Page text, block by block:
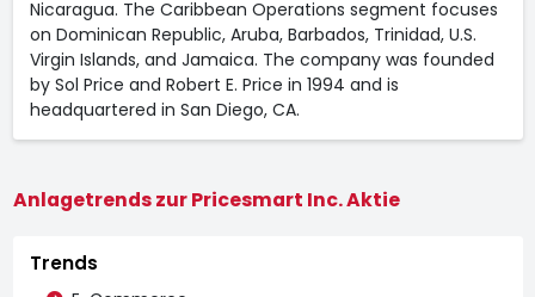
Nicaragua. The Caribbean Operations segment focuses
on Dominican Republic, Aruba, Barbados, Trinidad, U.S.
Virgin Islands, and Jamaica. The company was founded
by Sol Price and Robert E. Price in 1994 and is
headquartered in San Diego, CA.
Anlagetrends zur Pricesmart Inc. Aktie
Trends